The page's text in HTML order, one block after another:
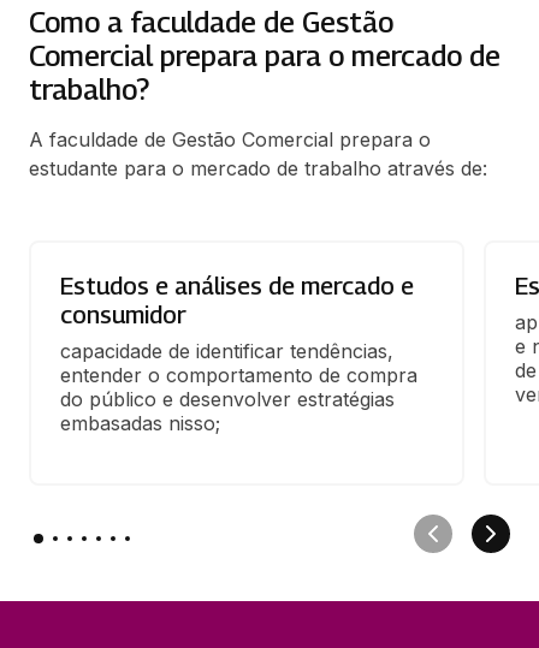
Como a faculdade de Gestão
Comercial prepara para o mercado de
trabalho?
A faculdade de Gestão Comercial prepara o
estudante para o mercado de trabalho através de:
Estudos e análises de mercado e
consumidor
capacidade de identificar tendências,
entender o comportamento de compra
do público e desenvolver estratégias
embasadas nisso;
e